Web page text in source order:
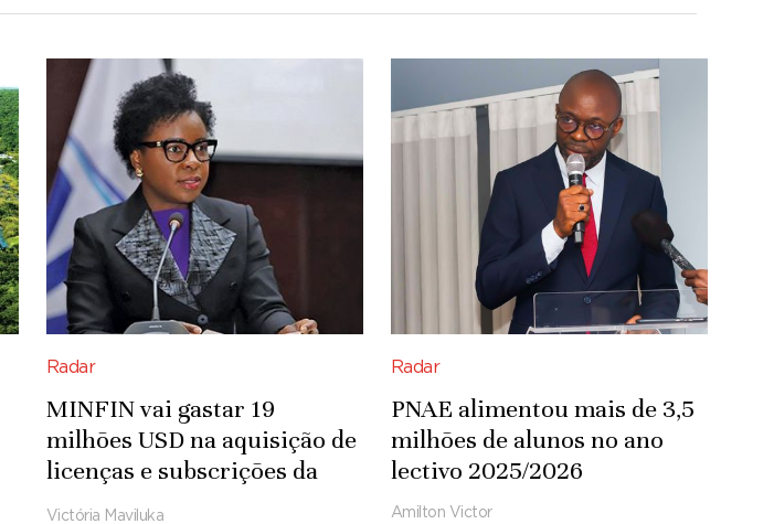
Radar
MINFIN vai gastar 19
milhões USD na aquisição de
licenças e subscrições da
Microsoft
Victória Maviluka
Radar
PNAE alimentou mais de 3,5
milhões de alunos no ano
lectivo 2025/2026
Amilton Victor